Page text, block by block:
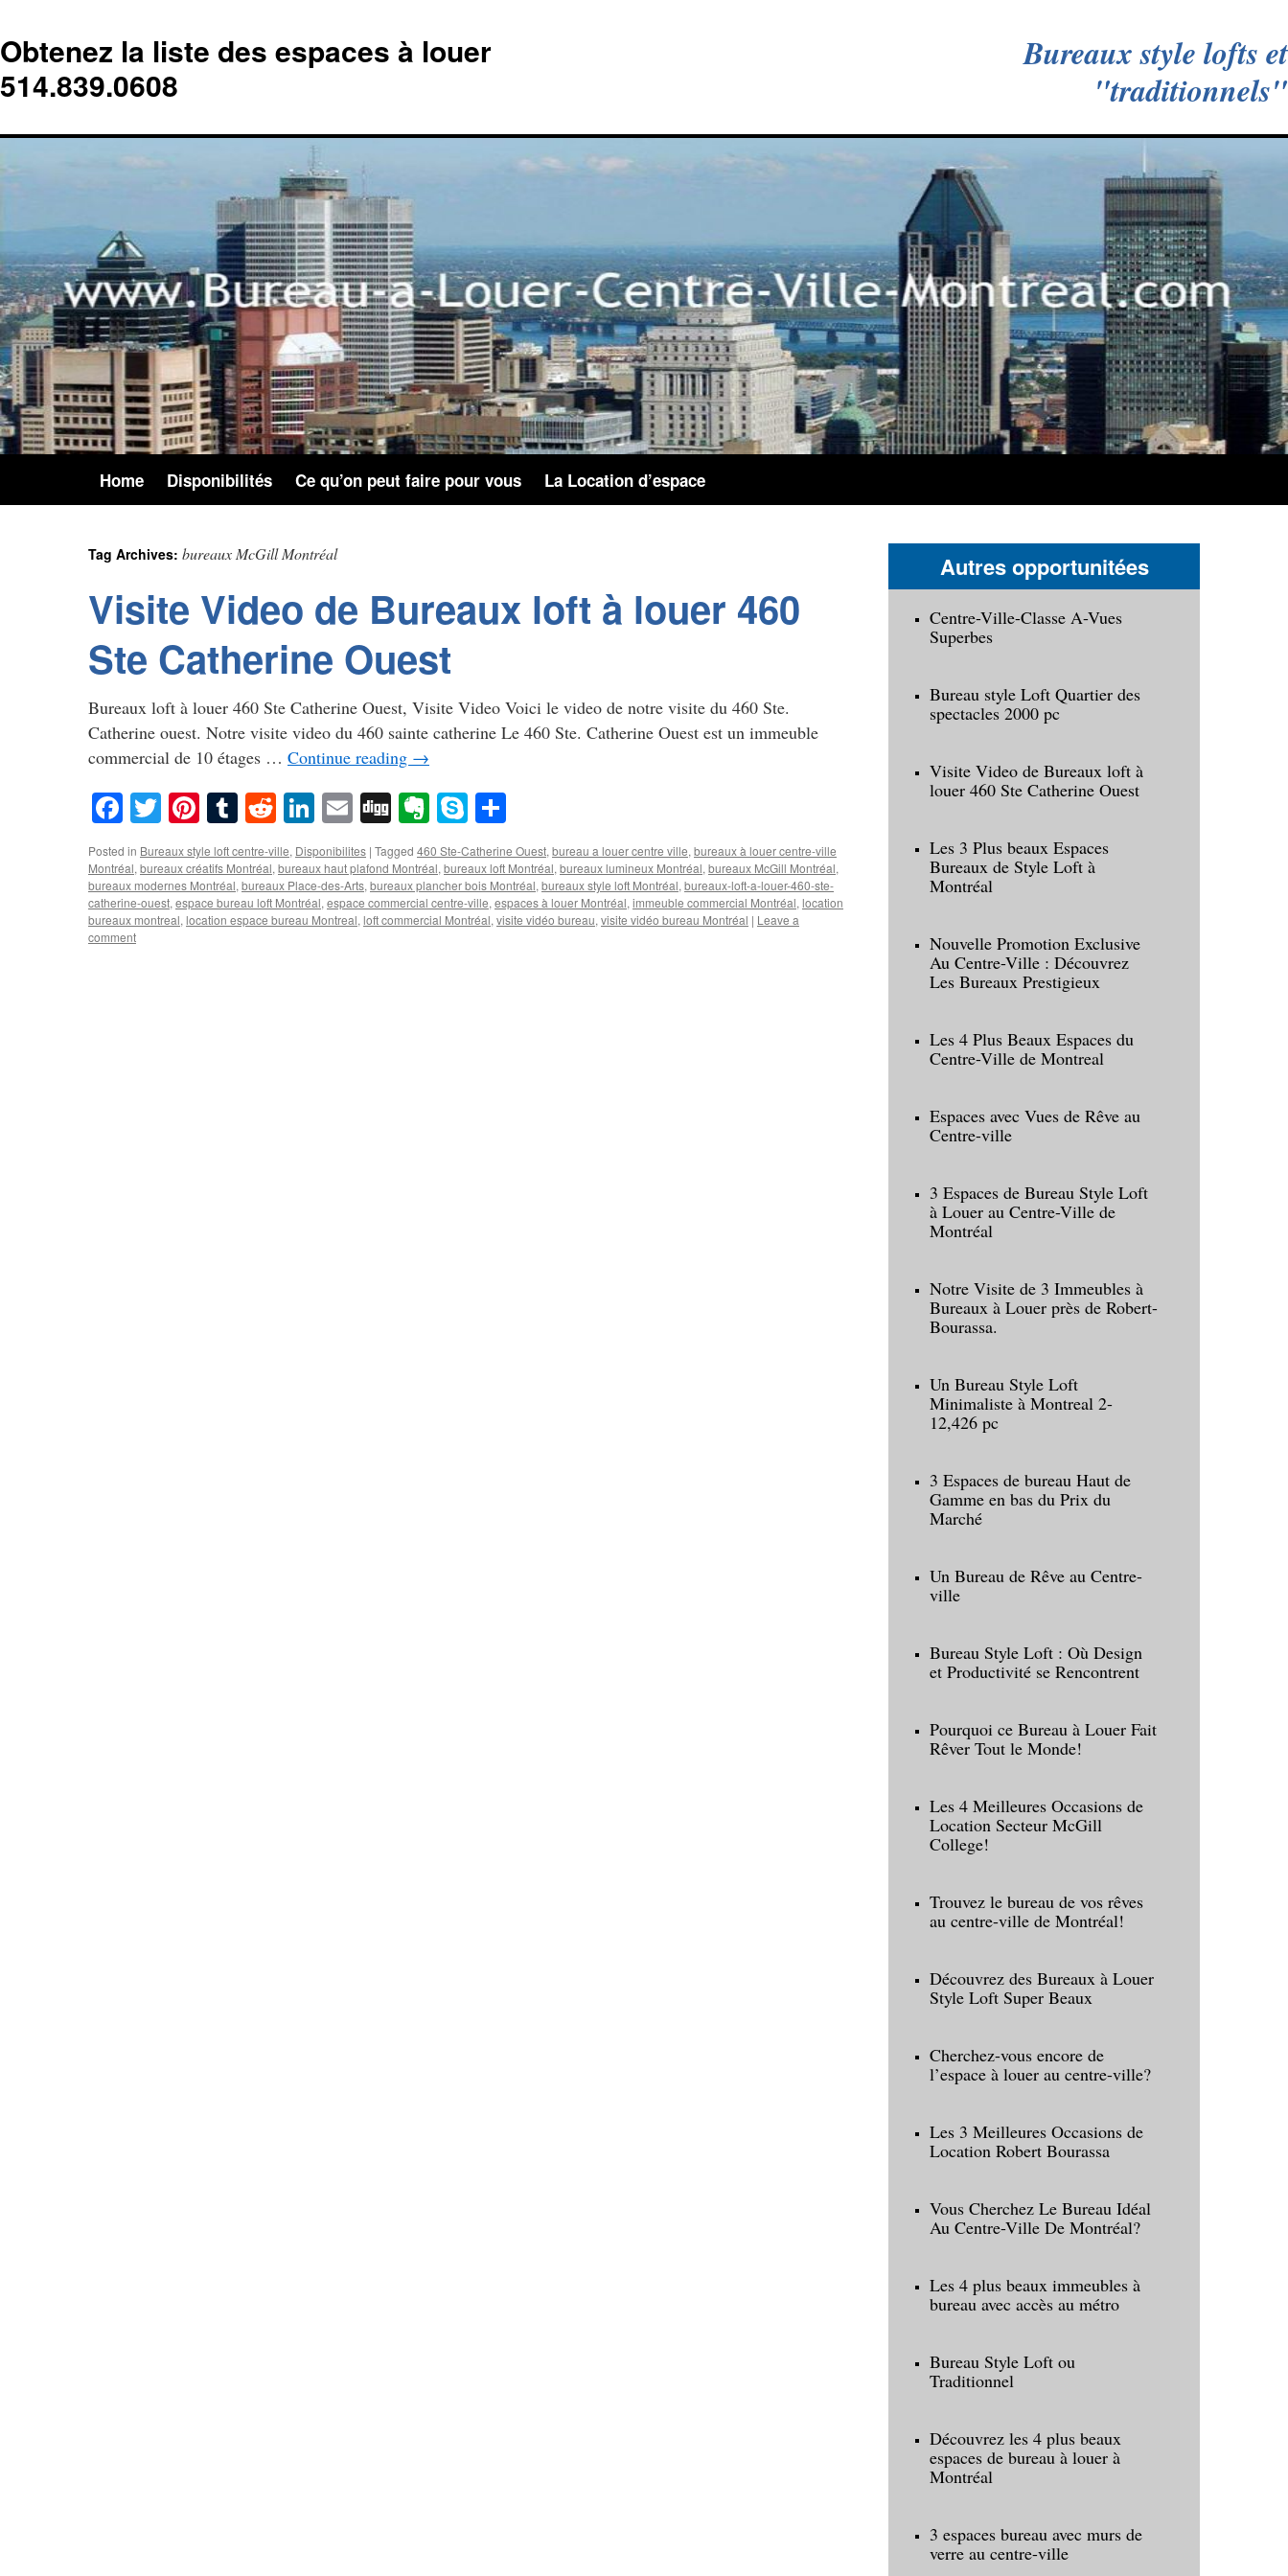
Obtenez la liste des espaces à louer
514.839.0608
Bureaux style lofts et
"traditionnels"
Home Disponibilités Ce qu’on peut faire pour vous La Location d’espace
Tag Archives: bureaux McGill Montréal
Visite Video de Bureaux loft à louer 460
Ste Catherine Ouest
Bureaux loft à louer 460 Ste Catherine Ouest, Visite Video Voici le video de notre visite du 460 Ste.
Catherine ouest. Notre visite video du 460 sainte catherine Le 460 Ste. Catherine Ouest est un immeuble
commercial de 10 étages … Continue reading →
Facebook
TwitterPinterest
Tumblr
RedditLinkedIn
EmailDiggEvernote
Skype
Posted in Bureaux style loft centre-ville, Disponibilites | Tagged 460 Ste‑Catherine Ouest,bureau a louer centre ville,bureaux à louer centre‑ville
Montréal,bureaux créatifs Montréal,bureaux haut plafond Montréal,bureaux loft Montréal,bureaux lumineux Montréal,bureaux McGill Montréal,
bureaux modernes Montréal,bureaux Place‑des‑Arts,bureaux plancher bois Montréal,bureaux style loft Montréal,bureaux-loft-a-louer-460-ste-
catherine-ouest,espace bureau loft Montréal,espace commercial centre‑ville,espaces à louer Montréal,immeuble commercial Montréal,location
bureaux montreal,location espace bureau Montreal,loft commercial Montréal,visite vidéo bureau,visite vidéo bureau Montréal | Leave a
comment
Autres opportunitées
Centre-Ville-Classe A-Vues
Superbes
Bureau style Loft Quartier des
spectacles 2000 pc
Visite Video de Bureaux loft à
louer 460 Ste Catherine Ouest
Les 3 Plus beaux Espaces
Bureaux de Style Loft à
Montréal
Nouvelle Promotion Exclusive
Au Centre-Ville : Découvrez
Les Bureaux Prestigieux
Les 4 Plus Beaux Espaces du
Centre-Ville de Montreal
Espaces avec Vues de Rêve au
Centre-ville
3 Espaces de Bureau Style Loft
à Louer au Centre-Ville de
Montréal
Notre Visite de 3 Immeubles à
Bureaux à Louer près de Robert-
Bourassa.
Un Bureau Style Loft
Minimaliste à Montreal 2-
12,426 pc
3 Espaces de bureau Haut de
Gamme en bas du Prix du
Marché
Un Bureau de Rêve au Centre-
ville
Bureau Style Loft : Où Design
et Productivité se Rencontrent
Pourquoi ce Bureau à Louer Fait
Rêver Tout le Monde!
Les 4 Meilleures Occasions de
Location Secteur McGill
College!
Trouvez le bureau de vos rêves
au centre-ville de Montréal!
Découvrez des Bureaux à Louer
Style Loft Super Beaux
Cherchez-vous encore de
l’espace à louer au centre-ville?
Les 3 Meilleures Occasions de
Location Robert Bourassa
Vous Cherchez Le Bureau Idéal
Au Centre-Ville De Montréal?
Les 4 plus beaux immeubles à
bureau avec accès au métro
Bureau Style Loft ou
Traditionnel
Découvrez les 4 plus beaux
espaces de bureau à louer à
Montréal
3 espaces bureau avec murs de
verre au centre-ville